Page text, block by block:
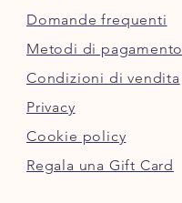
Domande frequenti
Metodi di pagamento
Condizioni di vendita
Privacy
Cookie policy
Regala una Gift Card